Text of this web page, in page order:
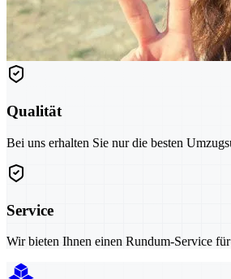
Qualität
Bei uns erhalten Sie nur die besten
Service
Wir bieten Ihnen einen Rundum-Service